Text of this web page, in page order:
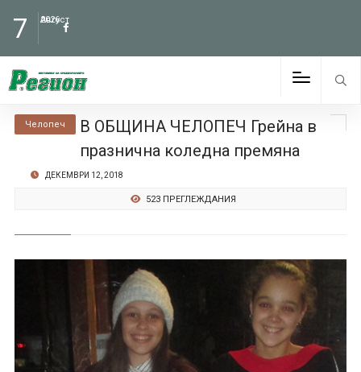
7 Август
2026
Челопеч
В ОБЩИНА ЧЕЛОПЕЧ Грейна в
празнична коледна премяна
ДЕКЕМВРИ 12, 2018
523 ПРЕГЛЕЖДАНИЯ